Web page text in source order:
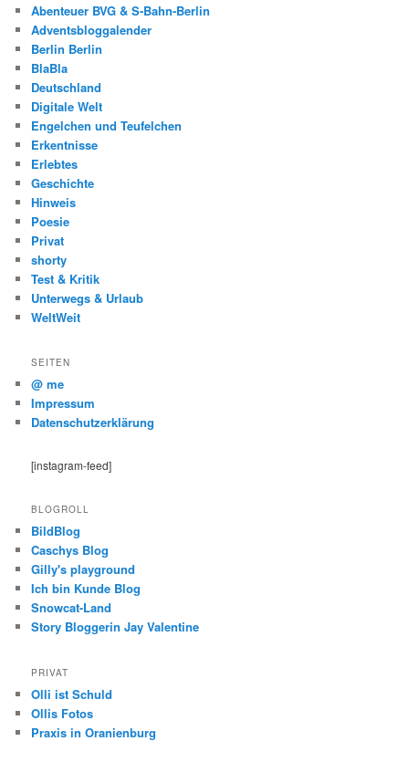
Abenteuer BVG & S-Bahn-Berlin
Adventsbloggalender
Berlin Berlin
BlaBla
Deutschland
Digitale Welt
Engelchen und Teufelchen
Erkentnisse
Erlebtes
Geschichte
Hinweis
Poesie
Privat
shorty
Test & Kritik
Unterwegs & Urlaub
WeltWeit
SEITEN
@ me
Impressum
Datenschutzerklärung
[instagram-feed]
BLOGROLL
BildBlog
Caschys Blog
Gilly's playground
Ich bin Kunde Blog
Snowcat-Land
Story Bloggerin Jay Valentine
PRIVAT
Olli ist Schuld
Ollis Fotos
Praxis in Oranienburg